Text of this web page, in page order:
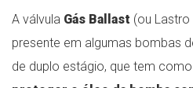
A válvula Gás Ballast (ou Lastro
presente em algumas bombas
de duplo estágio, que tem